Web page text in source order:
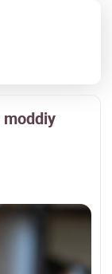
moddiy